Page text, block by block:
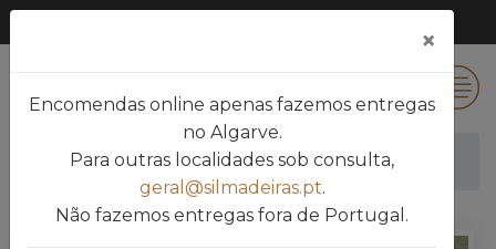
Silmadeiras Produtos MDF HIDROFUGO
×
Encomendas online apenas fazemos entregas
no Algarve.
Para outras localidades sob consulta,
geral@silmadeiras.pt.
Não fazemos entregas fora de Portugal.